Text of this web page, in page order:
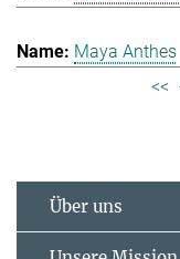
Maya Anthes
<<
Über uns